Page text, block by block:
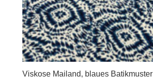
Viskose Mailand, blaues Batikmuster